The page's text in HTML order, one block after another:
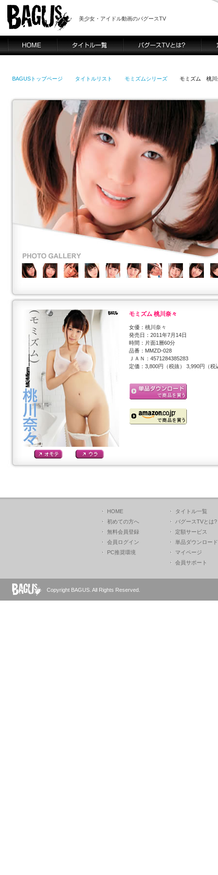
美少女・アイドル動画のバグースTV
BAGUSトップページ タイトルリスト モミズムシリーズ モミズム 桃川
モミズム 桃川奈々
女優：桃川奈々
発売日：2011年7月14日
時間：片面1層60分
品番：MMZD-028
ＪＡＮ：4571284385283
定価：3,800円（税抜） 3,990円（税
HOME
初めての方へ
無料会員登録
会員ログイン
PC推奨環境
タイトル一覧
バグースTVとは?
定額サービス
単品ダウンロード
マイページ
会員サポート
Copyright BAGUS. All Rights Reserved.